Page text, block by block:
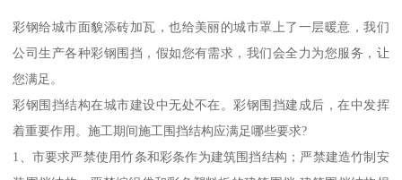
彩钢给城市面貌添砖加瓦，也给美丽的城市罩上了一层暖意，我们
公司生产各种彩钢围挡，假如您有需求，我们会全力为您服务，让
您满足。
彩钢围挡结构在城市建设中无处不在。彩钢围挡建成后，在中发挥
着重要作用。施工期间施工围挡结构应满足哪些要求?
1、市要求严禁使用竹条和彩条作为建筑围挡结构；严禁建造竹制安